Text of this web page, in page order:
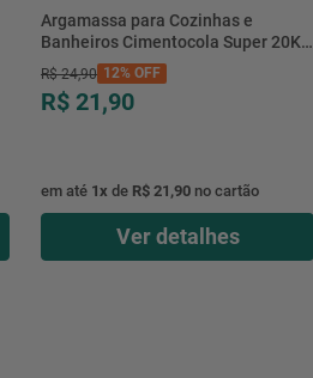
Argamassa para Cozinhas e
Banheiros Cimentocola Super 20KG
- 0118.00001.0020PL - Quartzolit
R$ 24,90 12% OFF
R$ 21,90
em até 1x de R$ 21,90 no cartão
Ver detalhes